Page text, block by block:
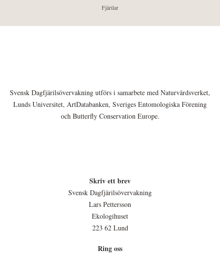
Fjärilar
Svensk Dagfjärilsövervakning utförs i samarbete med Naturvårdsverket,
Lunds Universitet, ArtDatabanken, Sveriges Entomologiska Förening
och Butterfly Conservation Europe.
Skriv ett brev
Svensk Dagfjärilsövervakning
Lars Pettersson
Ekologihuset
223 62 Lund
Ring oss